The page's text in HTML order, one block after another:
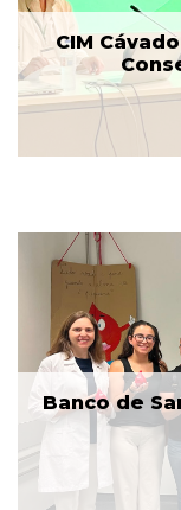
CIM
Banco de